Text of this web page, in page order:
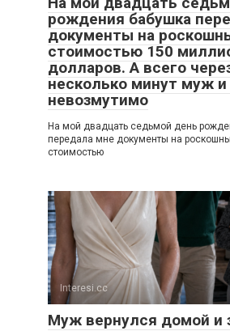
рождения бабушка
документы на
стоимостью 150
долларов. А всего
несколько минут муж и
невозмутимо
На мой двадцать седьмой день
передала мне документы на
стоимостью
Interesi.cc
Муж вернулся домой и